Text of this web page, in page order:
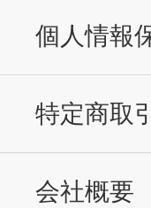
個人情報
特定商取
会社概要